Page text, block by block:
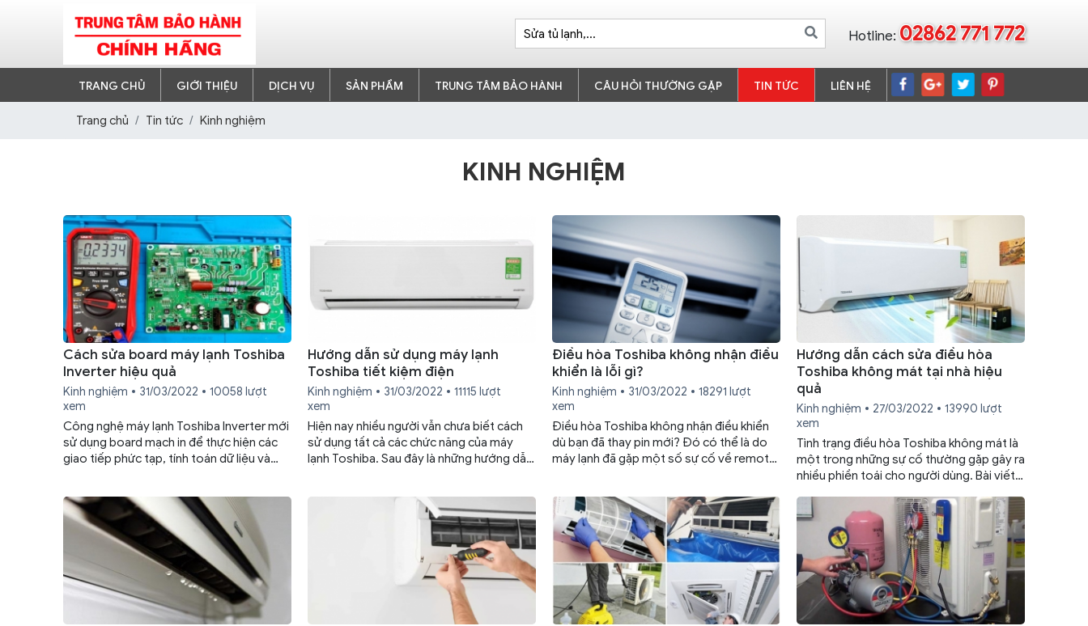
Hotline: 02862 771 772
TRANG CHỦ GIỚI THIỆU DỊCH VỤ SẢN PHẨM TRUNG TÂM BẢO HÀNH CÂU HỎI THƯỜNG GẶP TIN TỨC LIÊN HỆ
Trang chủ Tin tức Kinh nghiệm
KINH NGHIỆM
Cách sửa board máy lạnh Toshiba
Inverter hiệu quả
Kinh nghiệm 31/03/2022
10058 lượt
xem
Công nghệ máy lạnh Toshiba Inverter mới
sử dụng board mạch in để thực hiện các
giao tiếp phức tạp, tính toán dữ liệu và
nhiều chi phí không? Cùng tìm hiểu thông
tin trong bài viết dưới đây nhé!
Hướng dẫn sử dụng máy lạnh
Toshiba tiết kiệm điện
Kinh nghiệm 31/03/2022
11115 lượt
xem
Hiện nay nhiều người vẫn chưa biết cách
sử dụng tất cả các chức năng của máy
lạnh Toshiba. Sau đây là những hướng dẫn
tối ưu mà dòng máy này đem lại.
Điều hòa Toshiba không nhận điều
khiển là lỗi gì?
Kinh nghiệm 31/03/2022
18291 lượt
xem
Điều hòa Toshiba không nhận điều khiển
dù bạn đã thay pin mới? Đó có thể là do
máy lạnh đã gặp một số sự cố về remote
đây.
Hướng dẫn cách sửa điều hòa
Toshiba không mát tại nhà hiệu
quả
Kinh nghiệm 27/03/2022
13990 lượt
xem
Tình trạng điều hòa Toshiba không mát là
một trong những sự cố thường gặp gây ra
nhiều phiền toái cho người dùng. Bài viết
nhân cũng như cách sửa chi tiết, đảm bảo
không cần gọi kỹ thuật bạn vẫn có thể
nhanh chóng xử lý được sự cố này.